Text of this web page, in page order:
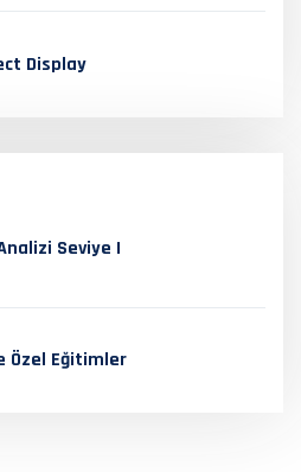
Display
Seviye I
Özel Eğitimler